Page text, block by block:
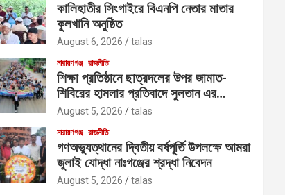
কালিহাতীর সিংগাইরে বিএনপি নেতার মাতার
কুলখানি অনুষ্ঠিত
August 6, 2026 talas
নারায়ণগঞ্জ রাজনীতি
শিক্ষা প্রতিষ্ঠানে ছাত্রদলের উপর জামাত-
শিবিরের হামলার প্রতিবাদে সুলতান এর
নেতৃত্বে বিক্ষোভ
August 5, 2026 talas
নারায়ণগঞ্জ রাজনীতি
গণঅভ্যুত্থানের দ্বিতীয় বর্ষপূর্তি উপলক্ষে আমরা
জুলাই যোদ্ধা নাঃগঞ্জের শ্রদ্ধা নিবেদন
August 5, 2026 talas